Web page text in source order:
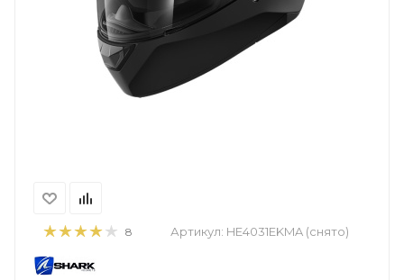
8 Артикул: HE4031EKMA (снято)